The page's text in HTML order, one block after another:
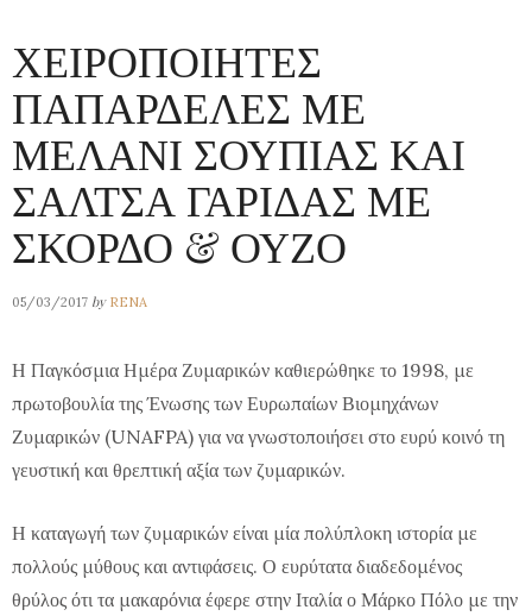
ΧΕΙΡΟΠΟΙΗΤΕΣ
ΠΑΠΑΡΔΕΛΕΣ ΜΕ
ΜΕΛΑΝΙ ΣΟΥΠΙΑΣ ΚΑΙ
ΣΑΛΤΣΑ ΓΑΡΙΔΑΣ ΜΕ
ΣΚΟΡΔΟ & ΟΥΖΟ
05/03/2017 by RENA
Η Παγκόσμια Ημέρα Ζυμαρικών καθιερώθηκε το 1998, με
πρωτοβουλία της Ένωσης των Ευρωπαίων Βιομηχάνων
Ζυμαρικών (UNAFPA) για να γνωστοποιήσει στο ευρύ κοινό τη
γευστική και θρεπτική αξία των ζυμαρικών.
Η καταγωγή των ζυμαρικών είναι μία πολύπλοκη ιστορία με
πολλούς μύθους και αντιφάσεις. Ο ευρύτατα διαδεδομένος
θρύλος ότι τα μακαρόνια έφερε στην Ιταλία ο Μάρκο Πόλο με την